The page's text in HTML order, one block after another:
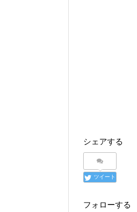
シェアする
ツイート
フォローする